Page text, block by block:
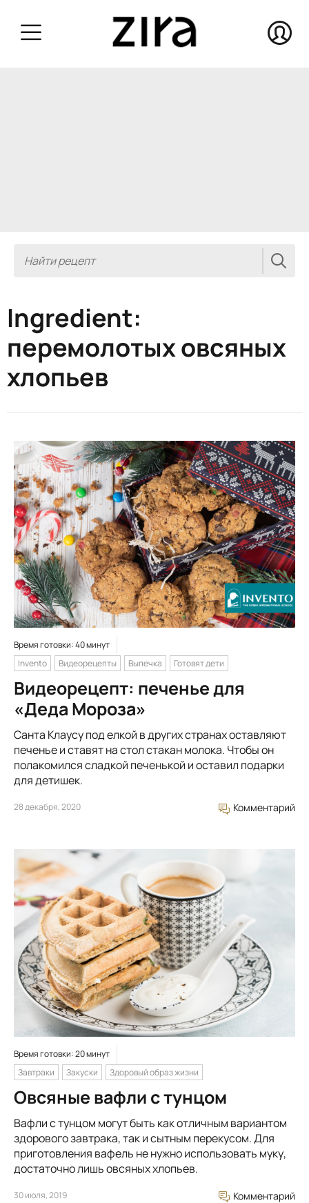
Ingredient:
перемолотых овсяных
хлопьев
Время готовки: 40 минут
Invento
Видеорецепты Выпечка Готовят дети
Видеорецепт: печенье для
«Деда Мороза»
Санта Клаусу под елкой в других странах оставляют
печенье и ставят на стол стакан молока. Чтобы он
полакомился сладкой печенькой и оставил подарки
для детишек.
28 декабря, 2020 Комментарий
Время готовки: 20 минут
Завтраки
Закуски Здоровый образ жизни
Овсяные вафли с тунцом
Вафли с тунцом могут быть как отличным вариантом
здорового завтрака, так и сытным перекусом. Для
приготовления вафель не нужно использовать муку,
достаточно лишь овсяных хлопьев.
30 июля, 2019 Комментарий